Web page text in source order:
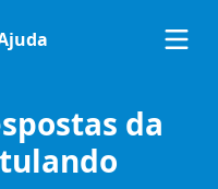
da